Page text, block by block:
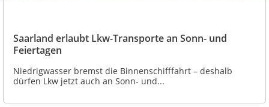
Saarland erlaubt Lkw-Transporte an Sonn- und
Feiertagen
Niedrigwasser bremst die Binnenschifffahrt – deshalb
dürfen Lkw jetzt auch an Sonn- und...